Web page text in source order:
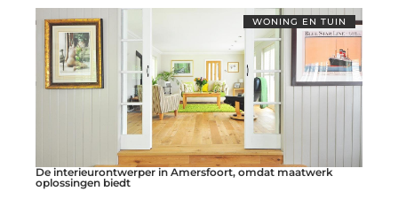
WONING EN TUIN
De interieurontwerper in Amersfoort, omdat maatwerk
oplossingen biedt